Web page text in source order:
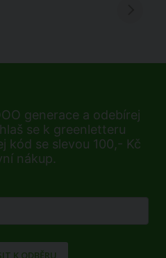
generace a odebírej
se k greenletteru
kód se slevou 100,- Kč
nákup.
K ODBĚRU